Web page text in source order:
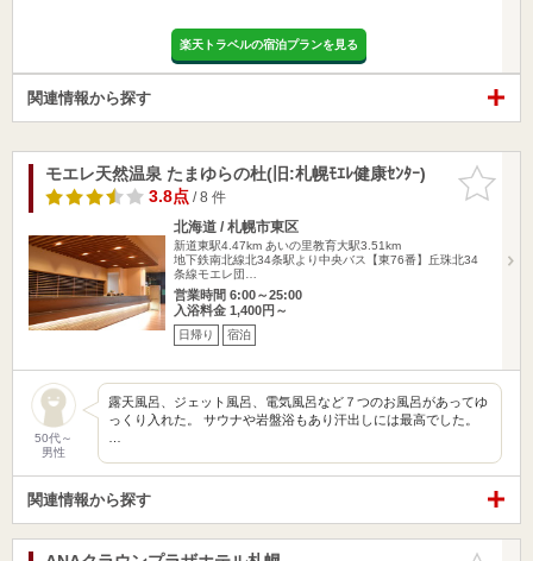
楽天トラベルの宿泊プランを見る
関連情報から探す
お気に入
りに追加
モエレ天然温泉 たまゆらの杜(旧:札幌ﾓｴﾚ健康ｾﾝﾀｰ)
3.8点/ 8 件
北海道 / 札幌市東区
新道東駅4.47km あいの里教育大駅3.51km
地下鉄南北線北34条駅より中央バス【東76番】丘珠北34
条線モエレ団…
営業時間 6:00～25:00
入浴料金 1,400円～
日帰り 宿泊
50代～
男性
露天風呂、ジェット風呂、電気風呂など７つのお風呂があってゆ
っくり入れた。 サウナや岩盤浴もあり汗出しには最高でした。
関連情報から探す